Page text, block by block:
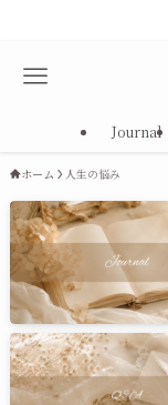
Journal
ホーム 人生の悩み